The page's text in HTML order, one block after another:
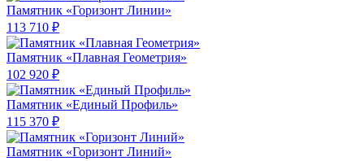
Памятник «Горизонт Линии»
113 710 ₽
Памятник «Плавная Геометрия»
102 920 ₽
Памятник «Единый Профиль»
115 370 ₽
Памятник «Горизонт Линий»